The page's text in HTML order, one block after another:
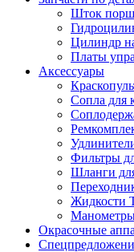
Шток
Цилиндр
Платы
Аксессуары
Сопла для
Фильтры
Шланги
Жидкости
Окрасочные